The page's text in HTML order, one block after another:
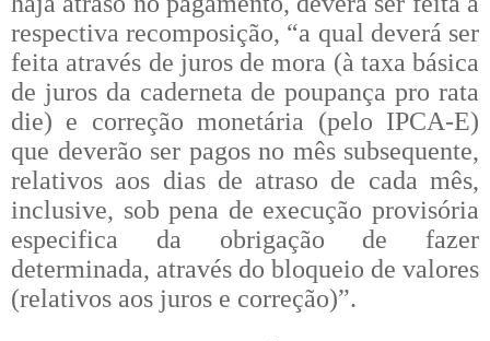
respectiva recomposição, “a qual deverá ser
feita através de juros de mora (à taxa básica
de juros da caderneta de poupança pro rata
die) e correção monetária (pelo IPCA-E)
que deverão ser pagos no mês subsequente,
relativos aos dias de atraso de cada mês,
inclusive, sob pena de execução provisória
especifica da obrigação de fazer
determinada, através do bloqueio de valores
(relativos aos juros e correção)”.